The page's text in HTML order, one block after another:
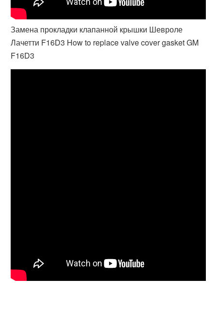
Замена прокладки клапанной крышки Шевроле
Лачетти F16D3 How to replace valve cover gasket GM
F16D3